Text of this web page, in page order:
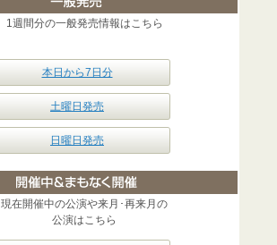
1週間分の一般発売情報はこちら
本日から7日分
土曜日発売
日曜日発売
現在開催中の公演や来月･再来月の
公演はこちら